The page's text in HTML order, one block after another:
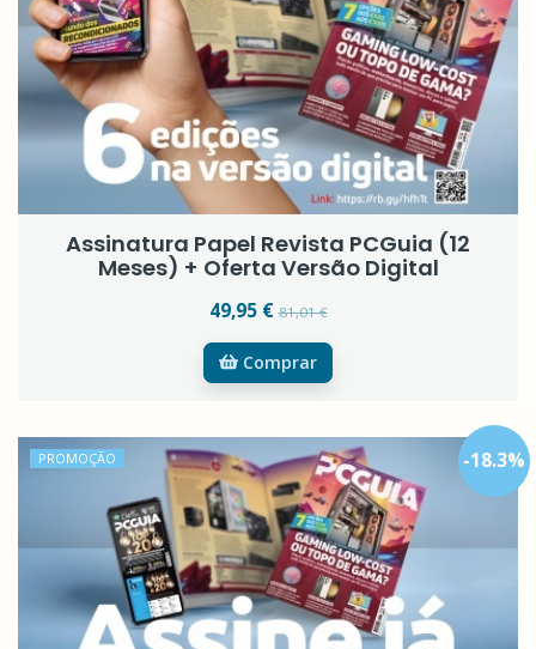
Assinatura Papel Revista PCGuia (12
Meses) + Oferta Versão Digital
49,95 €81,01 €
Comprar
-18.3%
PROMOÇÃO